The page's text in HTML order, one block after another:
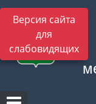
Версия сайта
для
слабовидящих